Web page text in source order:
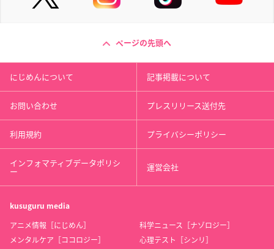
ページの先頭へ
にじめんについて 記事掲載について
お問い合わせ プレスリリース送付先
利用規約 プライバシーポリシー
インフォマティブデータポリシ
ー 運営会社
kusuguru media
アニメ情報［にじめん］
科学ニュース［ナゾロジー］
メンタルケア［ココロジー］
心理テスト［シンリ］